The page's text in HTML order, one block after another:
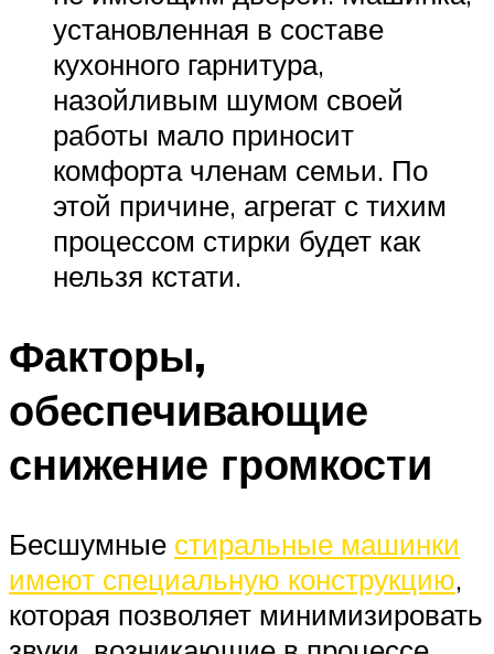
установленная в составе
кухонного гарнитура,
назойливым шумом своей
работы мало приносит
комфорта членам семьи. По
этой причине, агрегат с тихим
процессом стирки будет как
нельзя кстати.
Факторы,
обеспечивающие
снижение громкости
Бесшумные стиральные машинки
имеют специальную конструкцию,
которая позволяет минимизировать